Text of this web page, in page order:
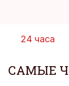
24 часа
САМЫЕ